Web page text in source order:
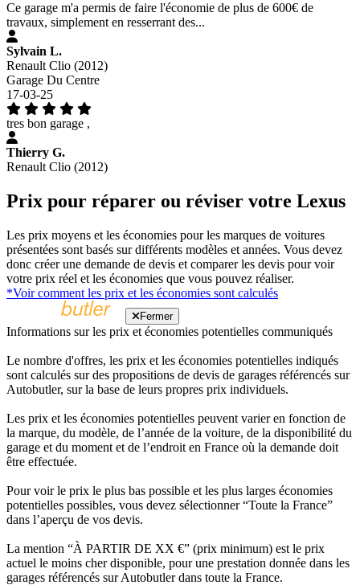
Ce garage m'a permis de faire l'économie de plus de 600€ de
travaux, simplement en resserrant des...
Sylvain L.
Renault Clio (2012)
Garage Du Centre
17-03-25
tres bon garage ,
Thierry G.
Renault Clio (2012)
Prix pour réparer ou réviser votre Lexus
Les prix moyens et les économies pour les marques de voitures
présentées sont basés sur différents modèles et années. Vous devez
donc créer une demande de devis et comparer les devis pour voir
votre prix réel et les économies que vous pouvez réaliser.
*Voir comment les prix et les économies sont calculés
Fermer
Informations sur les prix et économies potentielles communiqués
Le nombre d'offres, les prix et les économies potentielles indiqués
sont calculés sur des propositions de devis de garages référencés sur
Autobutler, sur la base de leurs propres prix individuels.
Les prix et les économies potentielles peuvent varier en fonction de
la marque, du modèle, de l’année de la voiture, de la disponibilité du
garage et du moment et de l’endroit en France où la demande doit
être effectuée.
Pour voir le prix le plus bas possible et les plus larges économies
potentielles possibles, vous devez sélectionner “Toute la France”
dans l’aperçu de vos devis.
La mention “À PARTIR DE XX €” (prix minimum) est le prix
actuel le moins cher disponible, pour une prestation donnée dans les
garages référencés sur Autobutler dans toute la France.